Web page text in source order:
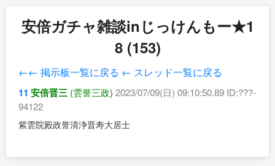
安倍ガチャ雑談inじっけんもー★1
8 (153)
←← 掲示板一覧に戻る ← スレッド一覧に戻る
11 安倍晋三 (雲誉三政) 2023/07/09(日) 09:10:50.89 ID:???-
94122
紫雲院殿政誉清浄晋寿大居士